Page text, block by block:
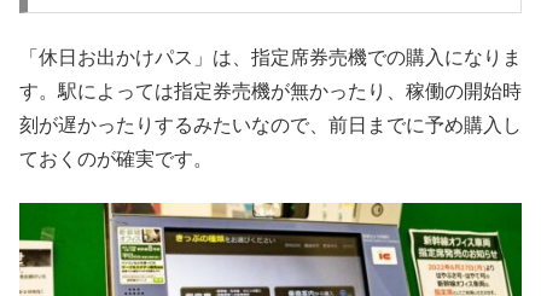
「休日お出かけパス」は、指定席券売機での購入になりま
す。駅によっては指定券売機が無かったり、稼働の開始時
刻が遅かったりするみたいなので、前日までに予め購入し
ておくのが確実です。